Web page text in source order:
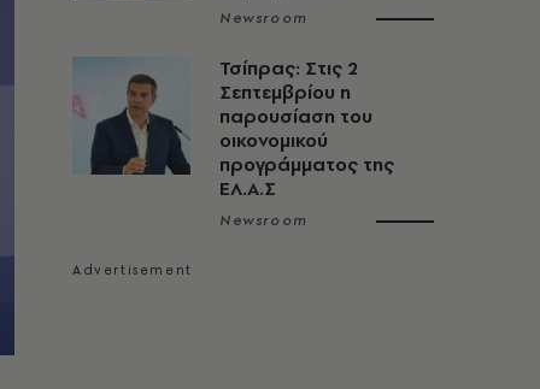
Newsroom
Τσίπρας: Στις 2
Σεπτεμβρίου η
παρουσίαση του
οικονομικού
προγράμματος της
ΕΛ.Α.Σ
Newsroom